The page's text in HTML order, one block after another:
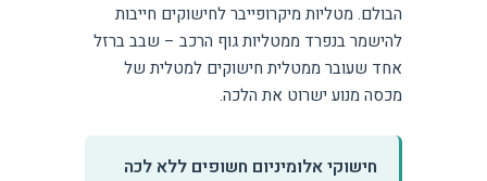
הבולם. מטליות מיקרופייבר לחישוקים חייבות
להישמר בנפרד ממטליות גוף הרכב – שבב ברזל
אחד שעובר ממטלית חישוקים למטלית של
מכסה מנוע ישרוט את הלכה.
חישוקי אלומיניום חשופים ללא לכה